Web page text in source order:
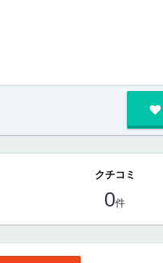
クチコミ
0件